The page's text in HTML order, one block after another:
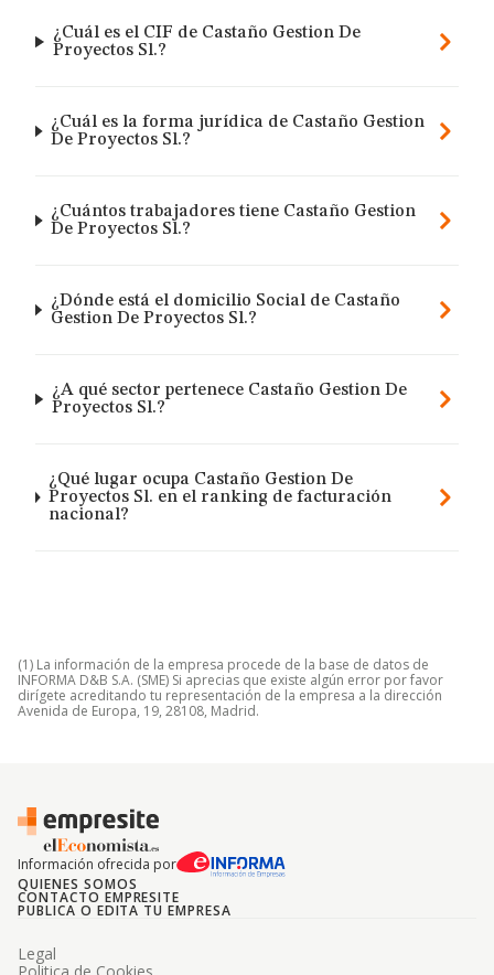
¿Cuál es el CIF de Castaño Gestion De
Proyectos Sl.?
¿Cuál es la forma jurídica de Castaño Gestion
De Proyectos Sl.?
¿Cuántos trabajadores tiene Castaño Gestion
De Proyectos Sl.?
¿Dónde está el domicilio Social de Castaño
Gestion De Proyectos Sl.?
¿A qué sector pertenece Castaño Gestion De
Proyectos Sl.?
¿Qué lugar ocupa Castaño Gestion De
Proyectos Sl. en el ranking de facturación
nacional?
(1) La información de la empresa procede de la base de datos de
INFORMA D&B S.A. (SME) Si aprecias que existe algún error por favor
dirígete acreditando tu representación de la empresa a la dirección
Avenida de Europa, 19, 28108, Madrid.
Información ofrecida por
QUIENES SOMOS
CONTACTO EMPRESITE
PUBLICA O EDITA TU EMPRESA
Legal